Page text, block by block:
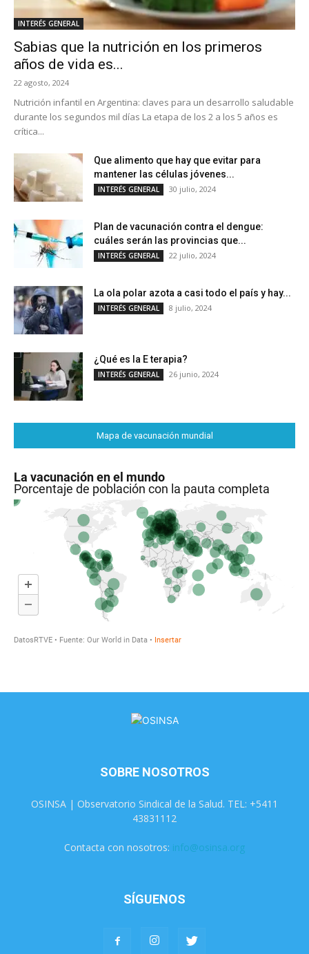
INTERÉS GENERAL
Sabias que la nutrición en los primeros
años de vida es...
22 agosto, 2024
Nutrición infantil en Argentina: claves para un desarrollo saludable
durante los segundos mil días La etapa de los 2 a los 5 años es
crítica...
Que alimento que hay que evitar para
mantener las células jóvenes...
INTERÉS GENERAL 30 julio, 2024
Plan de vacunación contra el dengue:
cuáles serán las provincias que...
INTERÉS GENERAL 22 julio, 2024
La ola polar azota a casi todo el país y hay...
INTERÉS GENERAL 8 julio, 2024
¿Qué es la E terapia?
INTERÉS GENERAL 26 junio, 2024
Mapa de vacunación mundial
SOBRE NOSOTROS
OSINSA | Observatorio Sindical de la Salud. TEL: +5411
43831112
Contacta con nosotros: info@osinsa.org
SÍGUENOS